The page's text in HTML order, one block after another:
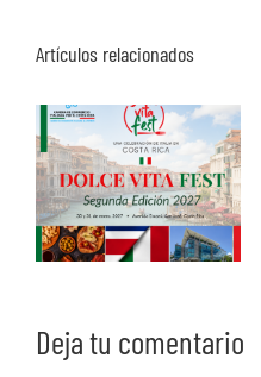
Artículos relacionados
Deja tu comentario